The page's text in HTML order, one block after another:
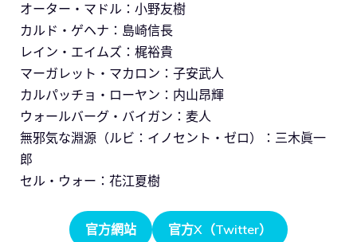
オーター・マドル：小野友樹
カルド・ゲヘナ：島崎信長
レイン・エイムズ：梶裕貴
マーガレット・マカロン：子安武人
カルパッチョ・ローヤン：内山昂輝
ウォールバーグ・バイガン：麦人
無邪気な淵源（ルビ：イノセント・ゼロ）：三木眞一
郎
セル・ウォー：花江夏樹
官方網站 官方X（Twitter）